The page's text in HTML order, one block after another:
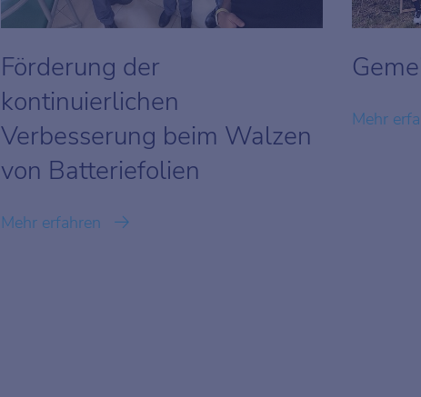
Förderung der
kontinuierlichen
Verbesserung beim Walzen
von Batteriefolien
Mehr erfahren
Mehr